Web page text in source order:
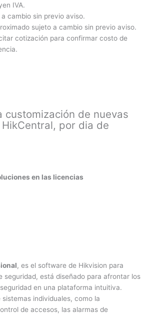
IVA.
cambio sin previo aviso.
sujeto a cambio sin previo aviso.
cotización para confirmar costo de
customización de nuevas
por dia de
en las licencias
, es el software de Hikvision para
seguridad, está diseñado para afrontar los
en una plataforma intuitiva.
sistemas individuales, como la
de accesos, las alarmas de